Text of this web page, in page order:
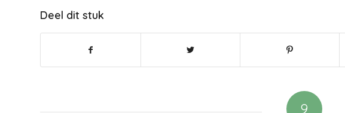
Deel dit stuk
9